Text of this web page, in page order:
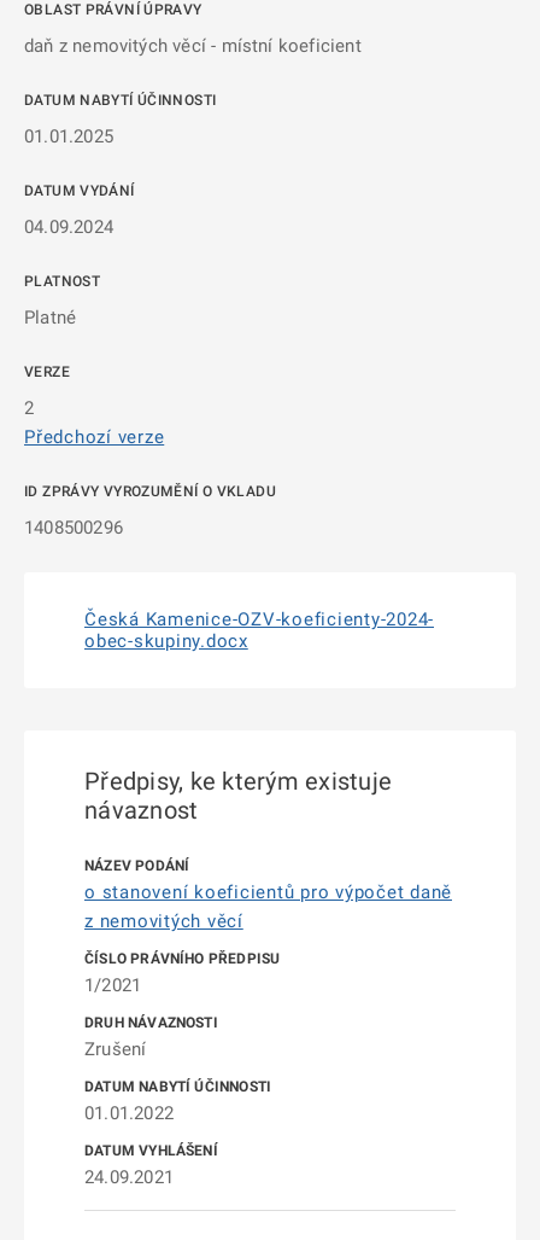
OBLAST PRÁVNÍ ÚPRAVY
daň z nemovitých věcí - místní koeficient
DATUM NABYTÍ ÚČINNOSTI
01.01.2025
DATUM VYDÁNÍ
04.09.2024
PLATNOST
Platné
VERZE
2
Předchozí verze
ID ZPRÁVY VYROZUMĚNÍ O VKLADU
1408500296
Česká Kamenice-OZV-koeficienty-2024-
obec-skupiny.docx
Předpisy, ke kterým existuje
návaznost
o stanovení koeficientů pro výpočet daně
z nemovitých věcí
1/2021
Zrušení
01.01.2022
24.09.2021